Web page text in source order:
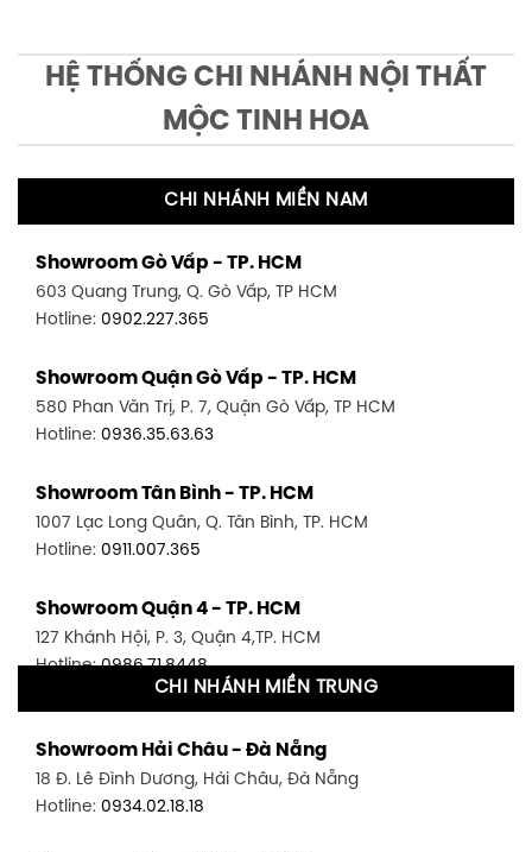
HỆ THỐNG CHI NHÁNH NỘI THẤT
MỘC TINH HOA
CHI NHÁNH MIỀN NAM
Showroom Gò Vấp - TP. HCM
603 Quang Trung, Q. Gò Vấp, TP HCM
Hotline: 0902.227.365
Showroom Quận Gò Vấp - TP. HCM
580 Phan Văn Trị, P. 7, Quận Gò Vấp, TP HCM
Hotline: 0936.35.63.63
Showroom Tân Bình - TP. HCM
1007 Lạc Long Quân, Q. Tân Bình, TP. HCM
Hotline: 0911.007.365
Showroom Quận 4 - TP. HCM
127 Khánh Hội, P. 3, Quận 4,TP. HCM
Hotline:0986.71.8448
1411 Đường 3/2, P. 16, Quận 11, TP. HCM
Hotline:0906.256.759
CHI NHÁNH MIỀN TRUNG
Showroom Hải Châu - Đà Nẵng
18 Đ. Lê Đình Dương, Hải Châu, Đà Nẵng
Hotline: 0934.02.18.18